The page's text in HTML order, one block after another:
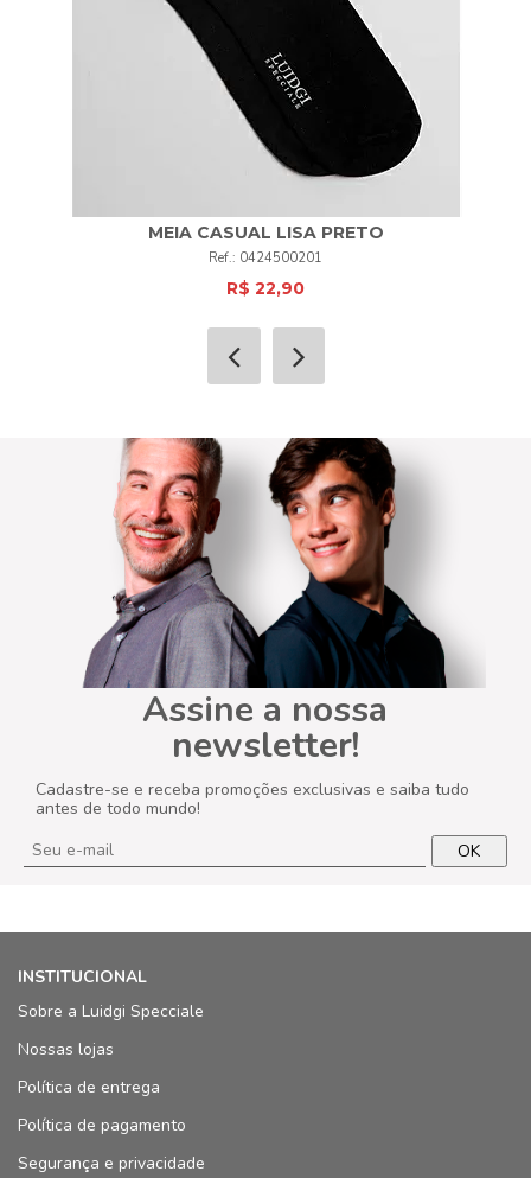
MEIA CASUAL LISA PRETO
0424500201
R$ 22,90
Assine a nossa
newsletter!
Cadastre-se e receba promoções exclusivas e saiba tudo
antes de todo mundo!
OK
INSTITUCIONAL
Sobre a Luidgi Specciale
Nossas lojas
Política de entrega
Política de pagamento
Segurança e privacidade